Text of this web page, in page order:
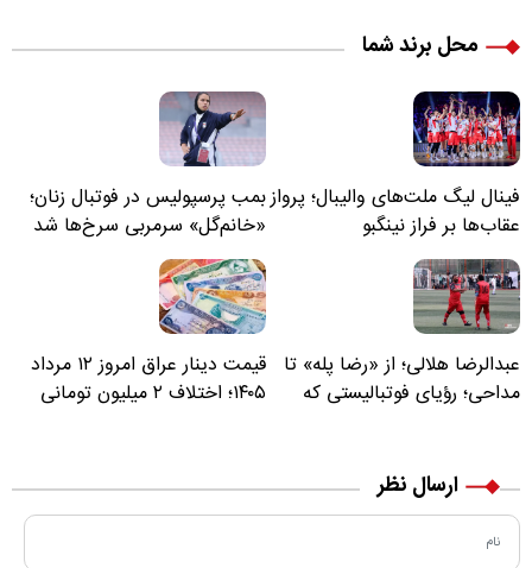
محل برند شما
فینال لیگ ملت‌های والیبال؛ پرواز
عقاب‌ها بر فراز نینگبو
بمب پرسپولیس در فوتبال زنان؛
«خانم‌گل» سرمربی سرخ‌ها شد
عبدالرضا هلالی؛ از «رضا پله» تا
مداحی؛ رؤیای فوتبالیستی که
قیمت دینار عراق امروز ۱۲ مرداد
۱۴۰۵؛ اختلاف ۲ میلیون تومانی
ارسال نظر